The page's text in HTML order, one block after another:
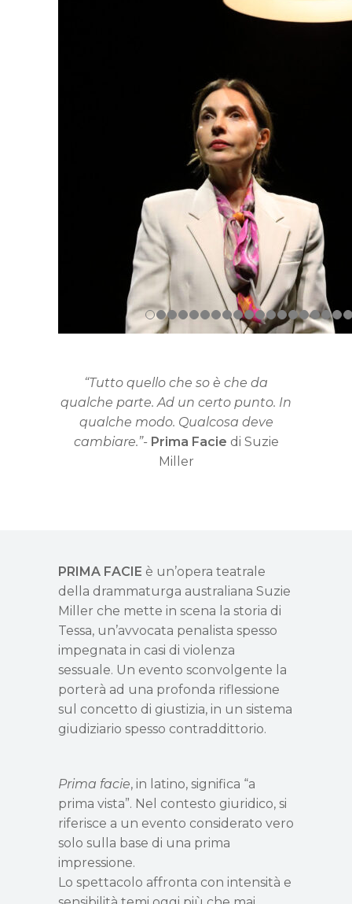
“Tutto quello che so è che da
qualche parte. Ad un certo punto. In
qualche modo. Qualcosa deve
cambiare.”- Prima Facie di Suzie
Miller
PRIMA FACIE è un’opera teatrale
della drammaturga australiana Suzie
Miller che mette in scena la storia di
Tessa, un’avvocata penalista spesso
impegnata in casi di violenza
sessuale. Un evento sconvolgente la
porterà ad una profonda riflessione
sul concetto di giustizia, in un sistema
giudiziario spesso contraddittorio.
Prima facie, in latino, significa “a
prima vista”. Nel contesto giuridico, si
riferisce a un evento considerato vero
solo sulla base di una prima
impressione.
Lo spettacolo affronta con intensità e